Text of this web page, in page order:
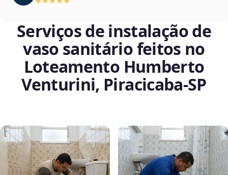
Serviços de instalação de
vaso sanitário feitos no
Loteamento Humberto
Venturini, Piracicaba‑SP